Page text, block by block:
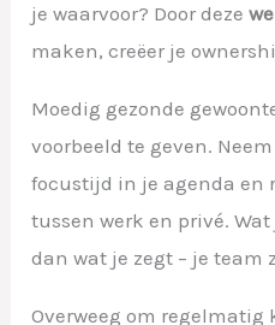
je waarvoor? Door deze
maken, creëer je
Moedig gezonde
voorbeeld te geven.
focustijd in je agenda en
tussen werk en privé.
dan wat je zegt – je team
Overweeg om regelmatig